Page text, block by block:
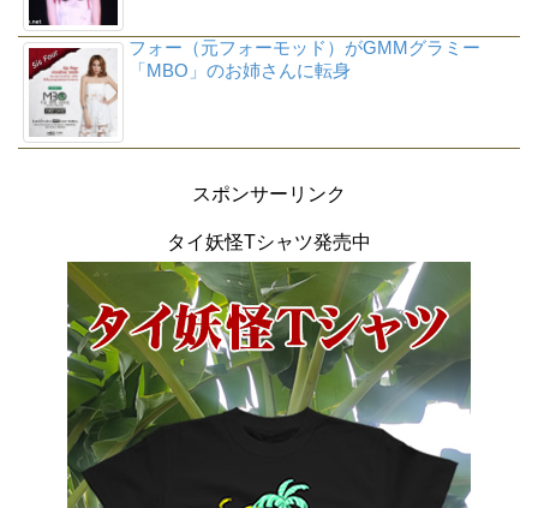
フォー（元フォーモッド）がGMMグラミー
「MBO」のお姉さんに転身
スポンサーリンク
タイ妖怪Tシャツ発売中